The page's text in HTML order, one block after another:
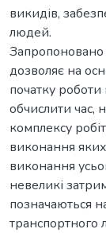
викидів,
людей.
дозволяє на
початку
обчислити час,
комплексу
виконання
виконання
невеликі
позначаються
транспортного